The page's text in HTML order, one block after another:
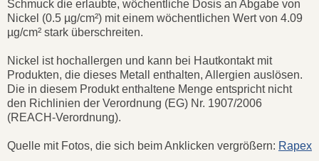
Schmuck die erlaubte, wöchentliche Dosis an Abgabe von
Nickel (0.5 µg/cm²) mit einem wöchentlichen Wert von 4.09
µg/cm² stark überschreiten.
Nickel ist hochallergen und kann bei Hautkontakt mit
Produkten, die dieses Metall enthalten, Allergien auslösen.
Die in diesem Produkt enthaltene Menge entspricht nicht
den Richlinien der Verordnung (EG) Nr. 1907/2006
(REACH-Verordnung).
Quelle mit Fotos, die sich beim Anklicken vergrößern: Rapex